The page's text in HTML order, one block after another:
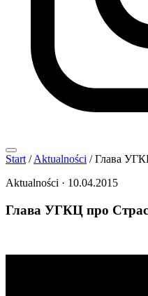
Start / Aktualności / Глава
Aktualności · 10.04.2015
Глава УГКЦ про